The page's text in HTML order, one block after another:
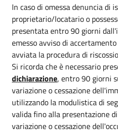
In caso di omessa denuncia di
proprietario/locatario o
presentata entro 90 giorni
emesso avviso di
avviata la procedura di
Si ricorda che è necessario
dichiarazione, entro 90 giorni
variazione o cessazione
utilizzando la modulistica di
valida fino alla presentazione
variazione o cessazione